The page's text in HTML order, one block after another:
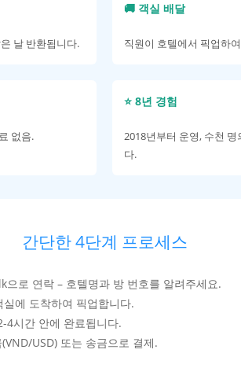
날 반환됩니다.
🚚 객실 배달
직원이 호텔에서 픽업하
없음.
⭐ 8년 경험
2018년부터 운영, 수천
다.
간단한 4단계 프로세스
로 연락 – 호텔명과 방 번호를 알려주세요.
에 도착하여 픽업합니다.
4시간 안에 완료됩니다.
USD) 또는 송금으로 결제.